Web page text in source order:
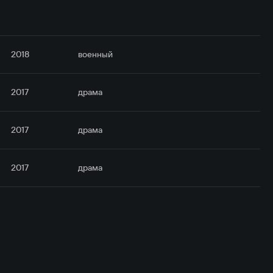
2018 военный
2017 драма
2017 драма
2017 драма